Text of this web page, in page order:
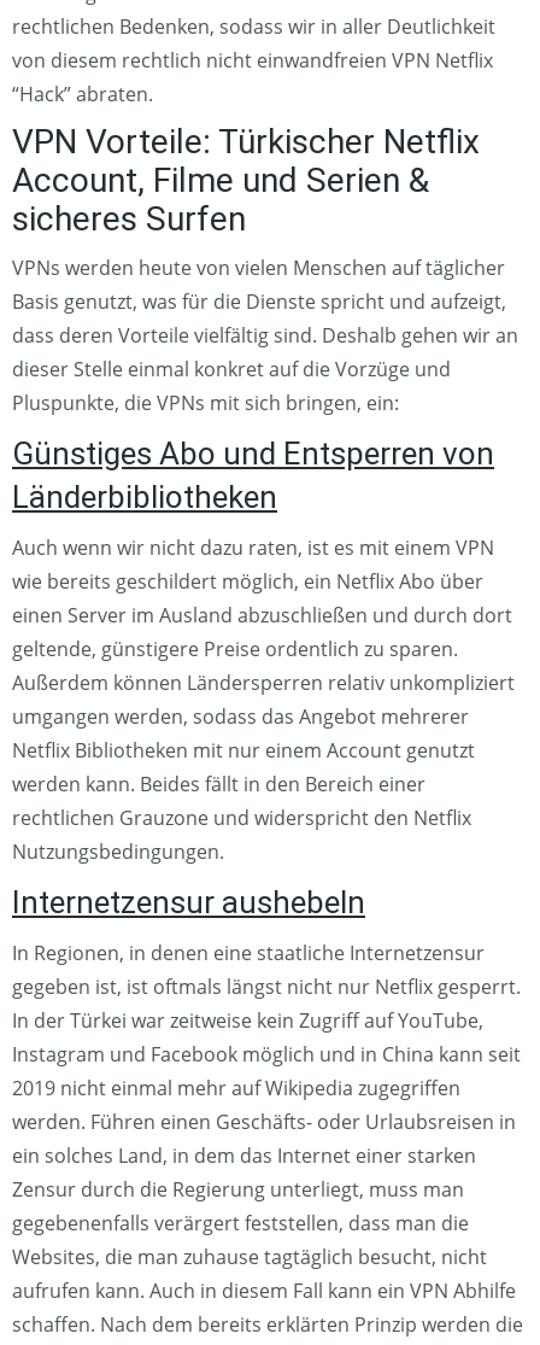
rechtlichen Bedenken, sodass wir in aller Deutlichkeit
von diesem rechtlich nicht einwandfreien VPN Netflix
“Hack” abraten.
VPN Vorteile: Türkischer Netflix
Account, Filme und Serien &
sicheres Surfen
VPNs werden heute von vielen Menschen auf täglicher
Basis genutzt, was für die Dienste spricht und aufzeigt,
dass deren Vorteile vielfältig sind. Deshalb gehen wir an
dieser Stelle einmal konkret auf die Vorzüge und
Pluspunkte, die VPNs mit sich bringen, ein:
Günstiges Abo und Entsperren von
Länderbibliotheken
Auch wenn wir nicht dazu raten, ist es mit einem VPN
wie bereits geschildert möglich, ein Netflix Abo über
einen Server im Ausland abzuschließen und durch dort
geltende, günstigere Preise ordentlich zu sparen.
Außerdem können Ländersperren relativ unkompliziert
umgangen werden, sodass das Angebot mehrerer
Netflix Bibliotheken mit nur einem Account genutzt
werden kann. Beides fällt in den Bereich einer
rechtlichen Grauzone und widerspricht den Netflix
Nutzungsbedingungen.
Internetzensur aushebeln
In Regionen, in denen eine staatliche Internetzensur
gegeben ist, ist oftmals längst nicht nur Netflix gesperrt.
In der Türkei war zeitweise kein Zugriff auf YouTube,
Instagram und Facebook möglich und in China kann seit
2019 nicht einmal mehr auf Wikipedia zugegriffen
werden. Führen einen Geschäfts- oder Urlaubsreisen in
ein solches Land, in dem das Internet einer starken
Zensur durch die Regierung unterliegt, muss man
gegebenenfalls verärgert feststellen, dass man die
Websites, die man zuhause tagtäglich besucht, nicht
aufrufen kann. Auch in diesem Fall kann ein VPN Abhilfe
schaffen. Nach dem bereits erklärten Prinzip werden die